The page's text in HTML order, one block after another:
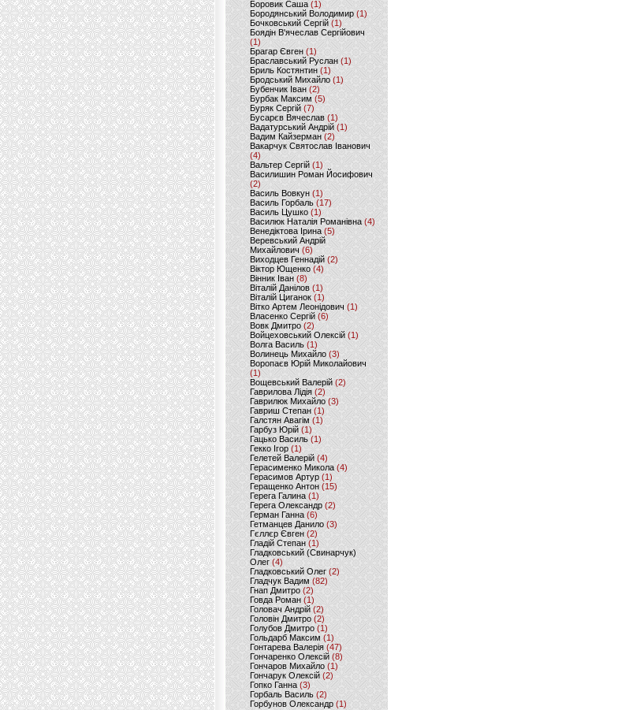
Боровик Саша (1)
Бородянський Володимир (1)
Бочковський Сергій (1)
Боядін В'ячеслав Сергійович
(1)
Брагар Євген (1)
Браславський Руслан (1)
Бриль Костянтин (1)
Бродський Михайло (1)
Бубенчик Іван(2)
Бурбак Максим (5)
Буряк Сергій (7)
Бусарєв Вячеслав (1)
Вадатурський Андрій (1)
Вадим Кайзерман (2)
Вакарчук Святослав Іванович
(4)
Вальтер Сергій (1)
Василишин Роман Йосифович
(2)
Василь Вовкун (1)
Василь Горбаль (17)
Василь Цушко (1)
Василюк Наталія Романівна (4)
Венедіктова Ірина(5)
Веревський Андрій
Михайлович (6)
Виходцев Геннадій (2)
Віктор Ющенко (4)
Вінник Іван (8)
Віталій Данілов (1)
Віталій Циганок (1)
Вітко Артем Леонідович(1)
Власенко Сергій (6)
Вовк Дмитро(2)
Войцеховський Олексій(1)
Волга Василь (1)
Волинець Михайло (3)
Воропаєв Юрій Миколайович
(1)
Вощевський Валерій(2)
Гаврилова Лідія (2)
Гаврилюк Михайло (3)
Гавриш Степан (1)
Галстян Авагім (1)
Гарбуз Юрій (1)
Гацько Василь (1)
Гекко Ігор(1)
Гелетей Валерій (4)
Герасименко Микола (4)
Герасимов Артур (1)
Геращенко Антон(15)
Герега Галина (1)
Герега Олександр (2)
Герман Ганна (6)
Гетманцев Данило (3)
Гєллєр Євген (2)
Гладій Степан(1)
Гладковський (Свинарчук)
Олег (4)
Гладковський Олег (2)
Гладчук Вадим (82)
Гнап Дмитро (2)
Говда Роман(1)
Головач Андрій (2)
Головін Дмитро (2)
Голубов Дмитро (1)
Гольдарб Максим(1)
Гонтарева Валерія (47)
Гончаренко Олексій(8)
Гончаров Михайло (1)
Гончарук Олексій (2)
Гопко Ганна (3)
Горбаль Василь (2)
Горбунов Олександр (1)